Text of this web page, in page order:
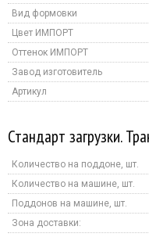
Вид формовки
Цвет ИМПОРТ
Оттенок ИМПОРТ
Завод изготовитель
Артикул
Стандарт загрузки.
Количество на поддоне, шт.
Количество на машине, шт.
Поддонов на машине, шт.
Зона доставки: